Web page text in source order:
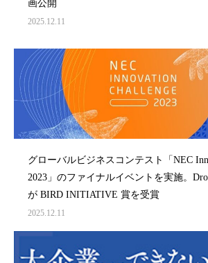
画公開
2025.12.11
グローバルビジネスコンテスト「NEC
2023」のファイナルイベントを実施。
が BIRD INITIATIVE 賞を受賞
2025.12.11